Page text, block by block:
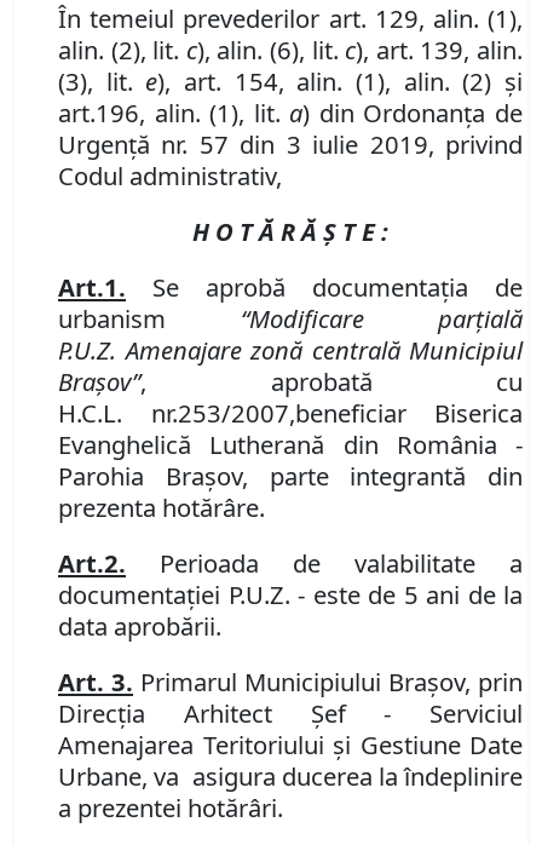
În temeiul prevederilor art. 129, alin. (1),
alin. (2), lit. c), alin. (6), lit. c), art. 139, alin.
(3), lit. e), art. 154, alin. (1), alin. (2) şi
art.196, alin. (1), lit. a) din Ordonanța de
Urgență nr. 57 din 3 iulie 2019, privind
Codul administrativ,
H O T Ă R Ă Ş T E :
Art.1. Se aprobă documentaţia de
urbanism “Modificare parțială
P.U.Z. Amenajare zonă centrală Municipiul
Braşov”, aprobată cu
H.C.L. nr.253/2007,beneficiar Biserica
Evanghelică Lutherană din România -
Parohia Braşov, parte integrantă din
prezenta hotărâre.
Art.2. Perioada de valabilitate a
documentaţiei P.U.Z. - este de 5 ani de la
data aprobării.
Art. 3. Primarul Municipiului Braşov, prin
Direcţia Arhitect Şef- Serviciul
Amenajarea Teritoriului şi Gestiune Date
Urbane, va asigura ducerea la îndeplinire
a prezentei hotărâri.